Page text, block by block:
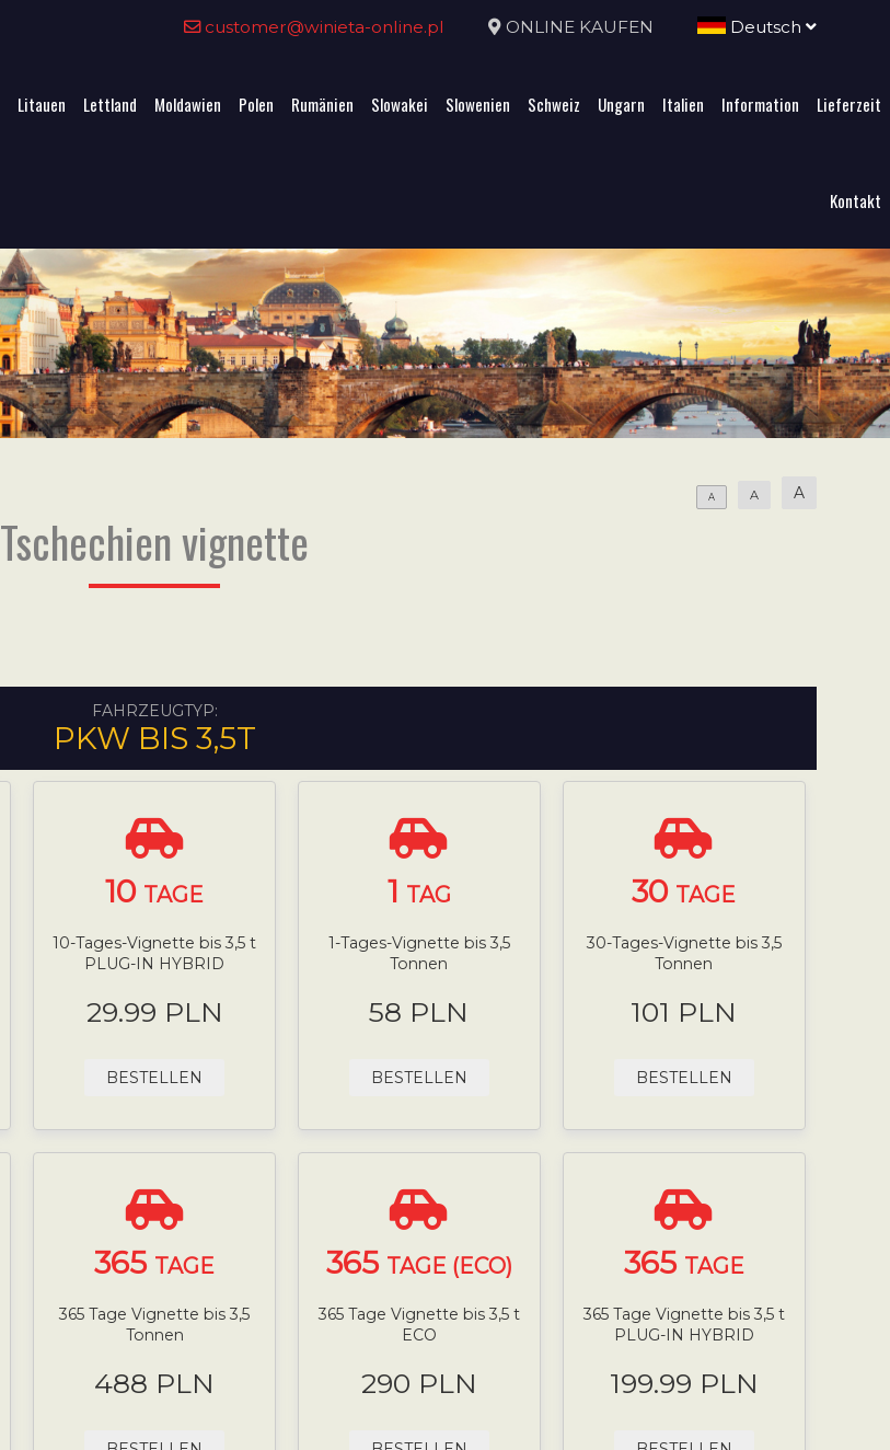
customer@winieta-online.pl ONLINE KAUFEN Deutsch
Litauen Lettland Moldawien Polen Rumänien Slowakei Slowenien Schweiz Ungarn Italien Information Lieferzeit
Kontakt
A A A
Tschechien vignette
FAHRZEUGTYP:
PKW BIS 3,5T
10 TAGE
10-Tages-Vignette bis 3,5 t
PLUG-IN HYBRID
29.99 PLN
BESTELLEN
1 TAG
1-Tages-Vignette bis 3,5
Tonnen
58 PLN
BESTELLEN
30 TAGE
30-Tages-Vignette bis 3,5
Tonnen
101 PLN
BESTELLEN
365 TAGE
365 Tage Vignette bis 3,5
Tonnen
488 PLN
365 TAGE (ECO)
365 Tage Vignette bis 3,5 t
ECO
290 PLN
365 TAGE
365 Tage Vignette bis 3,5 t
PLUG-IN HYBRID
199.99 PLN